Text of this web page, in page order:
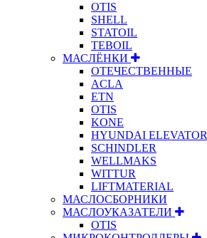
OTIS
SHELL
STATOIL
TEBOIL
МАСЛЁНКИ
ОТЕЧЕСТВЕННЫЕ
ACLA
ETN
OTIS
KONE
HYUNDAI ELEVATOR
SCHINDLER
WELLMAKS
WITTUR
LIFTMATERIAL
МАСЛОСБОРНИКИ
МАСЛОУКАЗАТЕЛИ
OTIS